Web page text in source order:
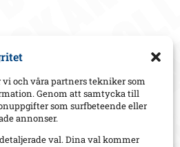
och våra partners tekniker som
Genom att samtycka till
som surfbeteende eller
annonser.
val. Dina val kommer